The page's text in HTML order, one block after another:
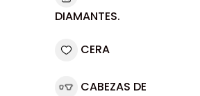
DIAMANTES.
CERA
CABEZAS DE